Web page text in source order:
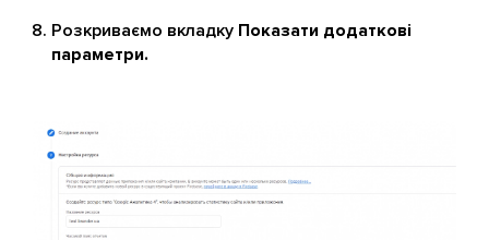
Розкриваємо вкладку Показати додаткові
параметри.